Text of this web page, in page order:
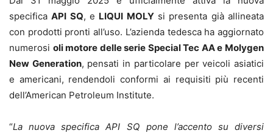
specificaAPI SQ, e LIQUI MOLYsi presenta già allineata
con prodotti pronti all’uso. L’azienda tedesca ha aggiornato
numerosi oli motore delle serie Special Tec AA e Molygen
New Generation, pensati in particolare per veicoli asiatici
e americani, rendendoli conformi ai requisiti più recenti
dell’American Petroleum Institute.
“La nuova specifica API SQ pone l’accento su diversi